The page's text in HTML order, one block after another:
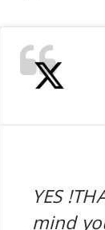
YES
mind